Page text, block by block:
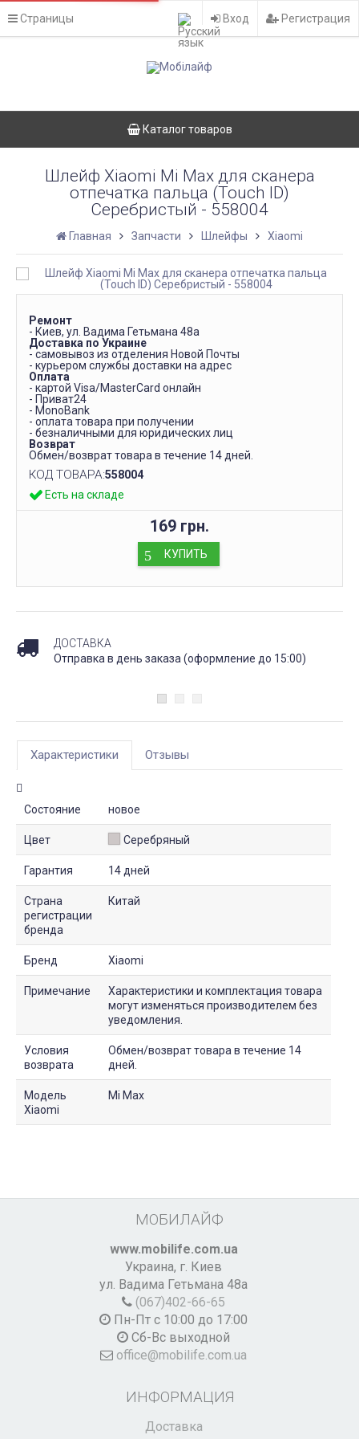
Страницы Вход Регистрация
Каталог товаров
Шлейф Xiaomi Mi Max для сканера
отпечатка пальца (Touch ID)
Серебристый - 558004
Главная Запчасти Шлейфы Xiaomi
Ремонт
- Киев, ул. Вадима Гетьмана 48а
Доставка по Украине
- самовывоз из отделения Новой Почты
- курьером службы доставки на адрес
Оплата
- картой Visa/MasterCard онлайн
- Приват24
- MonoBank
- оплата товара при получении
- безналичными для юридических лиц
Возврат
Обмен/возврат товара в течение 14 дней.
КОД ТОВАРА:558004
Есть на складе
169 грн.
КУПИТЬ
ДОСТАВКА
Отправка в день заказа (оформление до 15:00)
Характеристики Отзывы
Состояние новое
Цвет Серебряный
Гарантия 14 дней
Страна
регистрации
бренда
Китай
Бренд Xiaomi
Примечание
Характеристики и комплектация товара
могут изменяться производителем без
уведомления.
Условия
возврата
Обмен/возврат товара в течение 14
дней.
Модель
Xiaomi
Mi Max
МОБИЛАЙФ
www.mobilife.com.ua
Украина, г. Киев
ул. Вадима Гетьмана 48а
(067)402-66-65
Пн-Пт с 10:00 до 17:00
Сб-Вс выходной
office@mobilife.com.ua
ИНФОРМАЦИЯ
Доставка